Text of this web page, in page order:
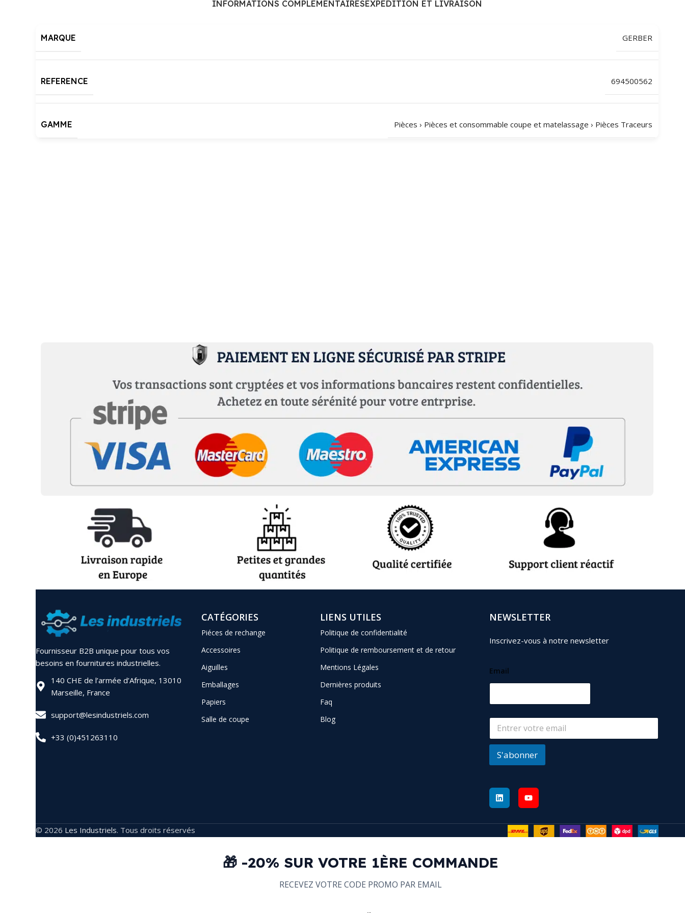
INFORMATIONS COMPLÉMENTAIRESEXPÉDITION ET LIVRAISON
MARQUE GERBER
REFERENCE 694500562
GAMME Pièces › Pièces et consommable coupe et matelassage › Pièces Traceurs
Fournisseur B2B unique pour tous vos
besoins en fournitures industrielles.
140 CHE de l’armée d’Afrique, 13010
Marseille, France
support@lesindustriels.com
+33 (0)451263110
CATÉGORIES
Piéces de rechange
Accessoires
Aiguilles
Emballages
Papiers
Salle de coupe
LIENS UTILES
Politique de confidentialité
Politique de remboursement et de retour
Mentions Légales
Dernières produits
Faq
Blog
NEWSLETTER
Inscrivez-vous à notre newsletter
Email
S'abonner
© 2026 Les Industriels. Tous droits réservés
🎁 -20% SUR VOTRE 1ÈRE COMMANDE
RECEVEZ VOTRE CODE PROMO PAR EMAIL